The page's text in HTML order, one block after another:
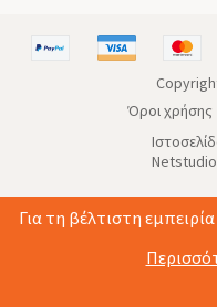
Όροι χρήσης
Netstudio
Για τη βέλτιστη